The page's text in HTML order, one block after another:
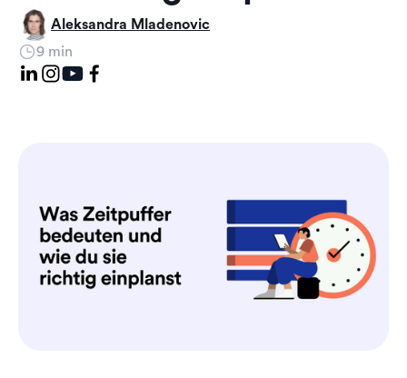
Aleksandra Mladenovic
9 min